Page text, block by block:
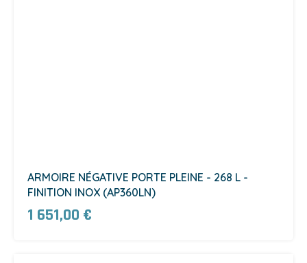
ARMOIRE NÉGATIVE PORTE PLEINE - 268 L -
FINITION INOX (AP360LN)
1 651,00 €